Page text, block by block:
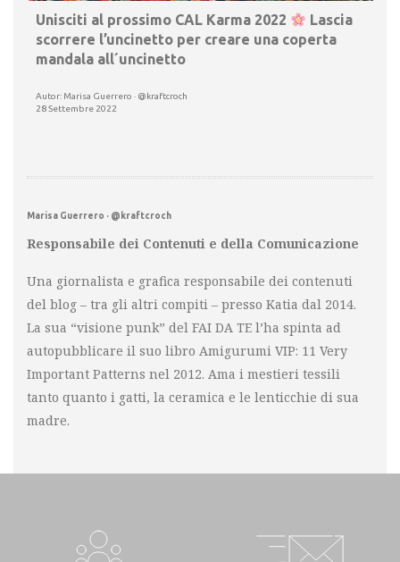
Unisciti al prossimo CAL Karma 2022
Lascia
scorrere l’uncinetto per creare una coperta
mandala all´uncinetto
Autor: Marisa Guerrero · @kraftcroch
28 Settembre 2022
Marisa Guerrero · @kraftcroch
Responsabile dei Contenuti e della Comunicazione
Una giornalista e grafica responsabile dei contenuti
del blog – tra gli altri compiti – presso Katia dal 2014.
La sua “visione punk” del FAI DA TE l’ha spinta ad
autopubblicare il suo libro Amigurumi VIP: 11 Very
Important Patterns nel 2012. Ama i mestieri tessili
tanto quanto i gatti, la ceramica e le lenticchie di sua
madre.